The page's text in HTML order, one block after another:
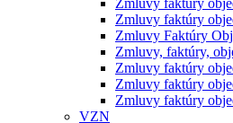
Zmluvy faktúry
Zmluvy Faktúry
Zmluvy, faktúry,
Zmluvy faktúry
Zmluvy faktúry
Zmluvy faktúry
VZN